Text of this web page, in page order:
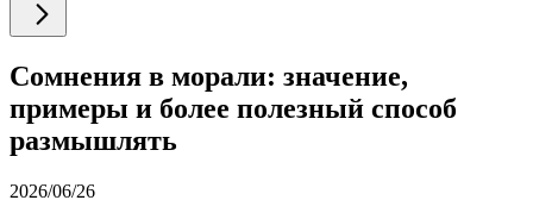
Сомнения в морали: значение,
примеры и более полезный способ
размышлять
2026/06/26